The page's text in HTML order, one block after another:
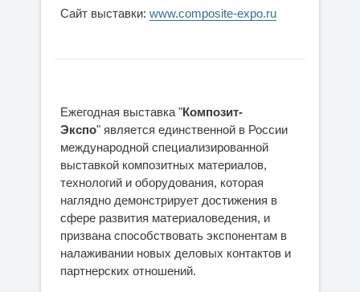
Сайт выставки: www.composite-expo.ru
Ежегодная выставка "Композит-
Экспо" является единственной в России
международной специализированной
выставкой композитных материалов,
технологий и оборудования, которая
наглядно демонстрирует достижения в
сфере развития материаловедения, и
призвана способствовать экспонентам в
налаживании новых деловых контактов и
партнерских отношений.